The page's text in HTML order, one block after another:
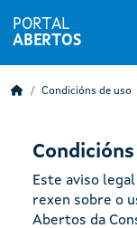
PORTAL
ABERTOS
Condicións de uso
Este aviso
rexen sobre o
Abertos da